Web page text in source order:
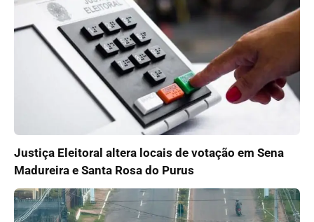
Justiça Eleitoral altera locais de votação em Sena
Madureira e Santa Rosa do Purus